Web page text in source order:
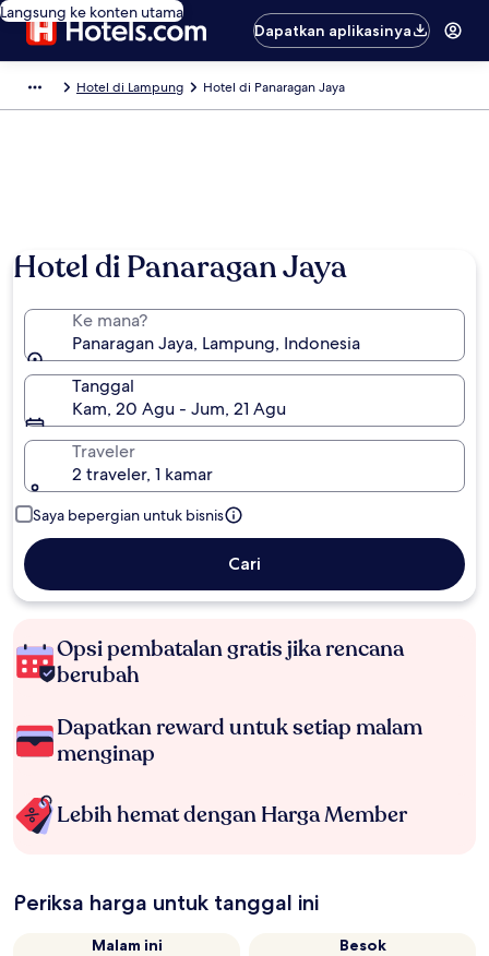
Langsung ke konten utama
Dapatkan aplikasinya
Hotel di Lampung Hotel di Panaragan Jaya
Hotel di Panaragan Jaya
Ke mana?
Panaragan Jaya, Lampung, Indonesia
Tanggal
Kam, 20 Agu - Jum, 21 Agu
Traveler
2 traveler, 1 kamar
Saya bepergian untuk bisnis
Cari
Opsi pembatalan gratis jika rencana
berubah
Dapatkan reward untuk setiap malam
menginap
Lebih hemat dengan Harga Member
Periksa harga untuk tanggal ini
Malam ini
Besok